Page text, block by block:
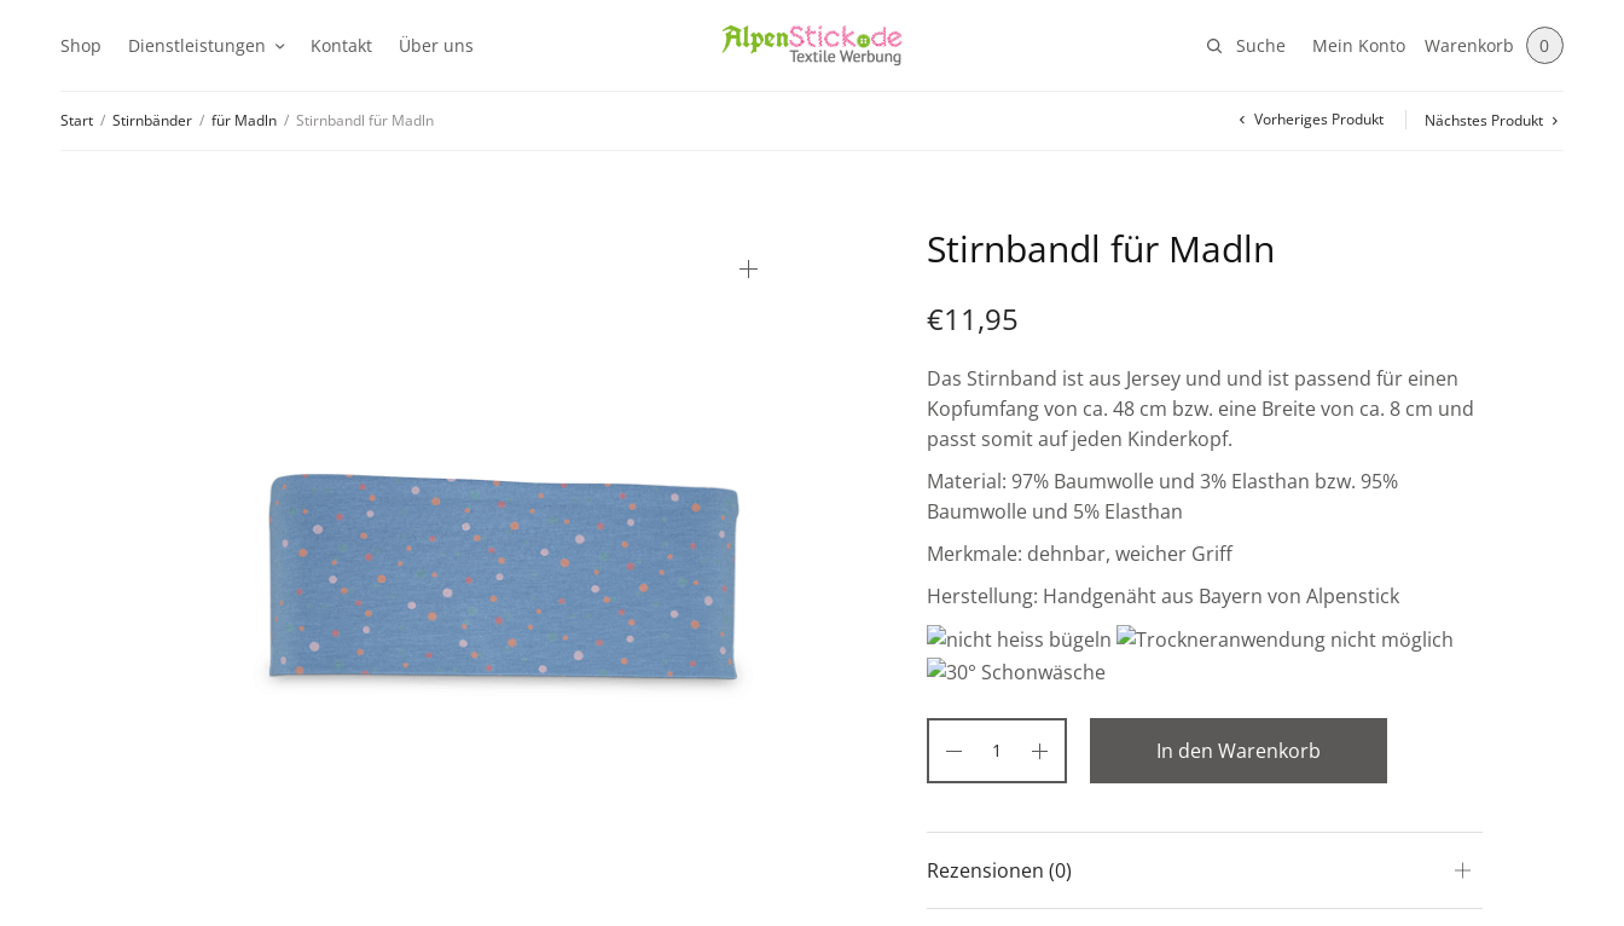
Shop Dienstleistungen Kontakt Über uns Suche Mein Konto Warenkorb 0
Start / Stirnbänder / für Madln / Stirnbandl für Madln Vorheriges Produkt Nächstes Produkt
Stirnbandl für Madln
€11,95
Das Stirnband ist aus Jersey und und ist passend für einen
Kopfumfang von ca. 48 cm bzw. eine Breite von ca. 8 cm und
passt somit auf jeden Kinderkopf.
Material: 97% Baumwolle und 3% Elasthan bzw. 95%
Baumwolle und 5% Elasthan
Merkmale: dehnbar, weicher Griff
Herstellung: Handgenäht aus Bayern von Alpenstick
In den Warenkorb
Rezensionen (0)